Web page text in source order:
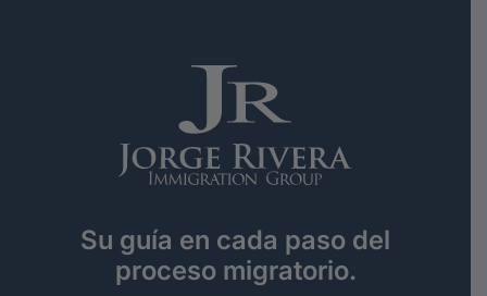
Su guía en cada paso del
proceso migratorio.